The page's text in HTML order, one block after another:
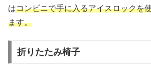
はコンビニで手に入るアイスロックを
ます。
折りたたみ椅子